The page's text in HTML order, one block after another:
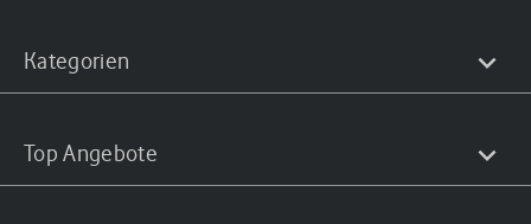
Kategorien
Top Angebote